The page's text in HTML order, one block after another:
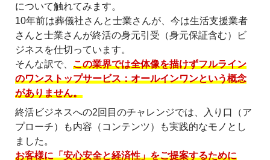
について触れてみます。
10年前は葬儀社さんと士業さんが、今は生活支援業者
さんと士業さんが終活の身元引受（身元保証含む）ビ
ジネスを仕切っています。
そんな訳で、 この業界では全体像を描けずフルライン
のワンストップサービス：オールインワンという概念
がありません。
終活ビジネスへの2回目のチャレンジでは、入り口（ア
プローチ）も内容（コンテンツ）も実践的なモノとし
ました。
お客様に「安心安全と経済性」をご提案するために